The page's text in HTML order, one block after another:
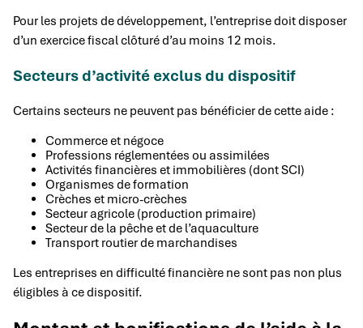
Pour les projets de développement, l’entreprise doit disposer
d’un exercice fiscal clôturé d’au moins 12 mois.
Secteurs d’activité exclus du dispositif
Certains secteurs ne peuvent pas bénéficier de cette aide :
Commerce et négoce
Professions réglementées ou assimilées
Activités financières et immobilières (dont SCI)
Organismes de formation
Crèches et micro-crèches
Secteur agricole (production primaire)
Secteur de la pêche et de l’aquaculture
Transport routier de marchandises
Les entreprises en difficulté financière ne sont pas non plus
éligibles à ce dispositif.